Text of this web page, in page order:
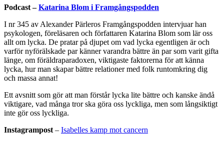
Podcast –Katarina Blom i Framgångspodden
I nr 345 av Alexander Pärleros Framgångspodden intervjuar han
psykologen, föreläsaren och författaren Katarina Blom som lär oss
allt om lycka. De pratar på djupet om vad lycka egentligen är och
varför nyförälskade par känner varandra bättre än par som varit gifta
länge, om föräldraparadoxen, viktigaste faktorerna för att känna
lycka, hur man skapar bättre relationer med folk runtomkring dig
och massa annat!
Ett avsnitt som gör att man förstår lycka lite bättre och kanske ändå
viktigare, vad många tror ska göra oss lyckliga, men som långsiktigt
inte gör oss lyckliga.
Instagrampost – Isabelles kamp mot cancern